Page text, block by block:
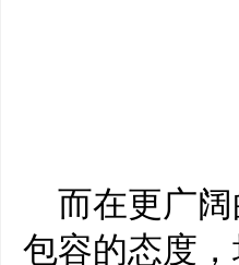
而在更广阔
包容的态度